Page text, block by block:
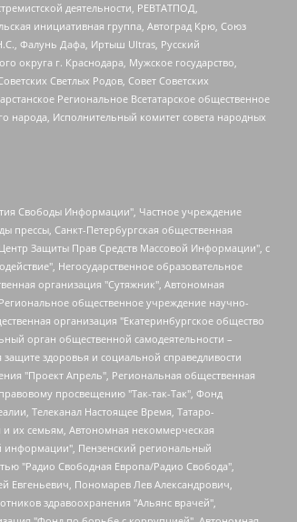
деятельности, РЕВТАТПОД,
инициативная группа, Автоград Крю, Союз
Фалунь Дафа, Иртыш Ultras, Русский
округа г. Краснодара, Мужское государство,
Светлых Родов, Совет Советских
Региональное Всетатарское общественное
народа, Исполнительный комитет совета народных
Дмитрий Викторович, Красноярская региональная общественная организация поддержки и развития альтернативных образовательных технологий и межкультурных коммуникаций "ИНТЕРРА", Маяковская Екатерина Алексеевна, Фейгин Марк Захарович, Филимонов Андрей Викторович, Дзугкоева Регина Николаевна, Доброхотов Роман Александрович, Дудь Юрий Александрович, Елкин Сергей Владимирович, Кругликов Кирилл Игоревич, Сабунаева Мария Леонидовна, Семенов Алексей Владимирович, Шаинян Карен Багратович, Шульман Екатерина Михайловна, Асафьев Артур Валерьевич, Вахштайн Виктор Семенович, Венедиктов Алексей Алексеевич, Лушникова Екатерина Евгеньевна, Волков Леонид Михайлович, Невзоров Александр Глебович, Пархоменко Сергей Борисович, Сироткин Ярослав Николаевич, Кара-Мурза Владимир Владимирович, Баранова Наталья Владимировна, Гозман Леонид Яковлевич, Кагарлицкий Борис Юльевич, Климарев Михаил Валерьевич, Милов Владимир Станиславович, Автономная некоммерческая организация Краснодарский центр современного искусства "Типография", Моргенштерн Алишер Тагирович, Соболь Любовь Эдуардовна, Общество с ограниченной ответственностью "ЛИЗА НОРМ", Каспаров Гарри Кимович, Ходорковский Михаил Борисович, Общество с ограниченной ответственностью "Апрельские тезисы", Данилович Ирина Брониславовна, Кашин Олег Владимирович, Петров Николай Владимирович, Пивоваров Алексей Владимирович, Соколов Михаил Владимирович, Цветкова Юлия Владимировна, Чичваркин Евгений Александрович, Комитет против пыток/Команда против пыток, Общество с ограниченной ответственностью "Первый научный", Общество с ограниченной ответственностью "Вертолет и ко", Белоцерковская Вероника Борисовна, Кац Максим Евгеньевич, Лазарева Татьяна Юрьевна, Шаведдинов Руслан Табризович, Яшин Илья Валерьевич, Общество с ограниченной ответственностью "Иноагент ААВ", Алешковский Дмитрий Петрович, Альбац Евгения Марковна, Быков Дмитрий Львович, Галямина Юлия Евгеньевна, Лойко Сергей Леонидович, Мартынов Кирилл Константинович, Медведев Сергей Александрович, Крашенинников Федор Геннадиевич, Гордеева Катерина Вл